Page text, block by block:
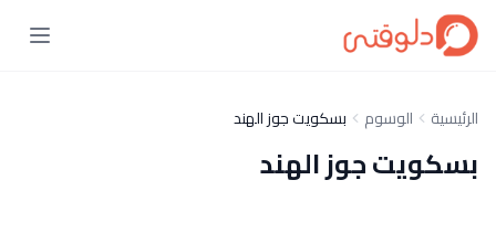
الرئيسية الوسوم بسكويت جوز الهند
بسكويت جوز الهند